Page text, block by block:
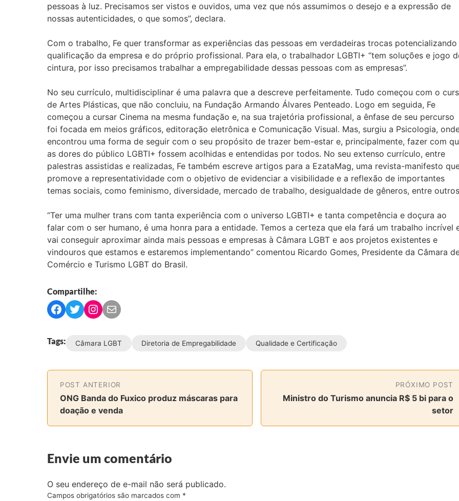
pessoas à luz. Precisamos ser vistos e ouvidos, uma vez que nós assumimos o desejo e a expressão de
nossas autenticidades, o que somos”, declara.
Com o trabalho, Fe quer transformar as experiências das pessoas em verdadeiras trocas potencializando
qualificação da empresa e do próprio profissional. Para ela, o trabalhador LGBTI+ “tem soluções e jogo
cintura, por isso precisamos trabalhar a empregabilidade dessas pessoas com as empresas”.
No seu currículo, multidisciplinar é uma palavra que a descreve perfeitamente. Tudo começou com o
de Artes Plásticas, que não concluiu, na Fundação Armando Álvares Penteado. Logo em seguida, Fe
começou a cursar Cinema na mesma fundação e, na sua trajetória profissional, a ênfase de seu percurso
foi focada em meios gráficos, editoração eletrônica e Comunicação Visual. Mas, surgiu a Psicologia,
encontrou uma forma de seguir com o seu propósito de trazer bem-estar e, principalmente, fazer com
as dores do público LGBTI+ fossem acolhidas e entendidas por todos. No seu extenso currículo, entre
palestras assistidas e realizadas, Fe também escreve artigos para a EzataMag, uma revista-manifesto
promove a representatividade com o objetivo de evidenciar a visibilidade e a reflexão de importantes
temas sociais, como feminismo, diversidade, mercado de trabalho, desigualdade de gêneros, entre
“Ter uma mulher trans com tanta experiência com o universo LGBTI+ e tanta competência e doçura ao
falar com o ser humano, é uma honra para a entidade. Temos a certeza que ela fará um trabalho incrível
vai conseguir aproximar ainda mais pessoas e empresas à Câmara LGBT e aos projetos existentes e
vindouros que estamos e estaremos implementando” comentou Ricardo Gomes, Presidente da Câmara
Comércio e Turismo LGBT do Brasil.
Compartilhe:
C
p
r
t
i
l
n
F
a
C
p
r
t
i
l
n
T
w
C
p
r
t
i
l
n
I
n
C
p
r
t
i
l
v
a
e
Tags: Câmara LGBT Diretoria de Empregabilidade Qualidade e Certificação
POST ANTERIOR
ONG Banda do Fuxico produz máscaras para
doação e venda
PRÓXIMO POST
Ministro do Turismo anuncia R$ 5 bi para o
setor
Envie um comentário
O seu endereço de e-mail não será publicado.
Campos obrigatórios são marcados com *